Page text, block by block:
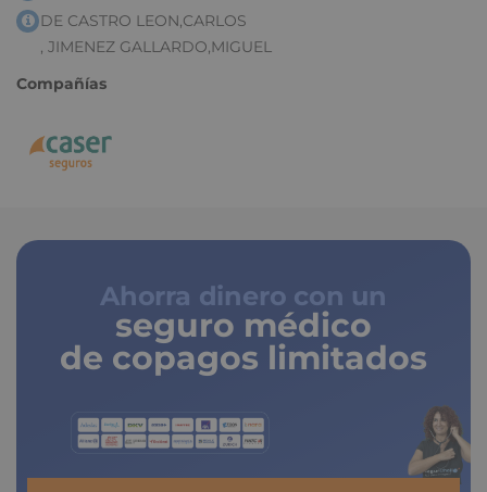
DE CASTRO LEON,CARLOS
, JIMENEZ GALLARDO,MIGUEL
Compañías
Ahorra dinero con un
seguro médico
de copagos limitados